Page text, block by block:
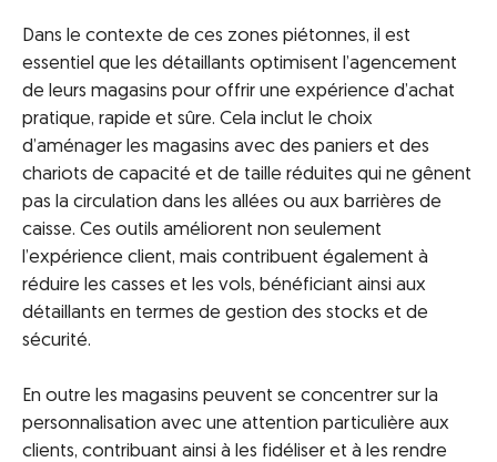
Dans le contexte de ces zones piétonnes, il est
essentiel que les détaillants optimisent l’agencement
de leurs magasins pour offrir une expérience d’achat
pratique, rapide et sûre. Cela inclut le choix
d’aménager les magasins avec des paniers et des
chariots de capacité et de taille réduites qui ne gênent
pas la circulation dans les allées ou aux barrières de
caisse. Ces outils améliorent non seulement
l’expérience client, mais contribuent également à
réduire les casses et les vols, bénéficiant ainsi aux
détaillants en termes de gestion des stocks et de
sécurité.
En outre les magasins peuvent se concentrer sur la
personnalisation avec une attention particulière aux
clients, contribuant ainsi à les fidéliser et à les rendre